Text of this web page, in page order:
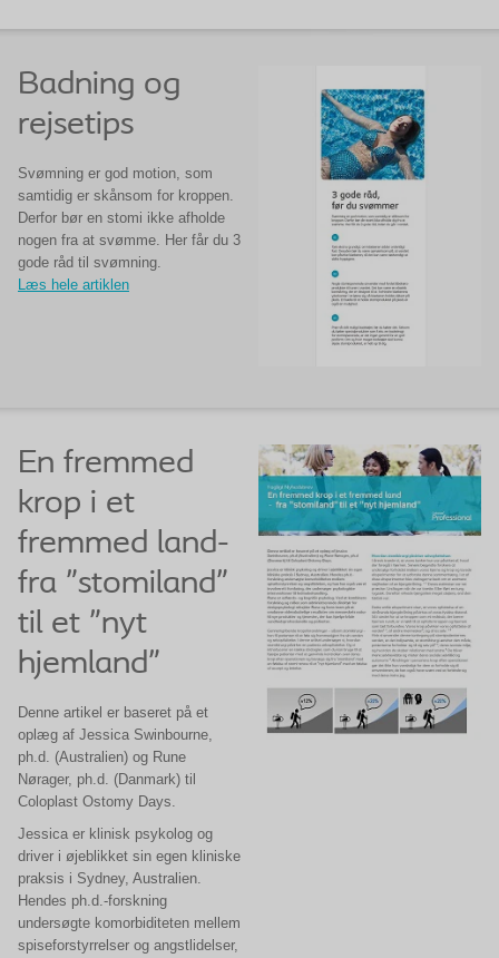
Badning og
rejsetips
Svømning er god motion, som
samtidig er skånsom for kroppen.
Derfor bør en stomi ikke afholde
nogen fra at svømme. Her får du 3
gode råd til svømning.
Læs hele artiklen
En fremmed
krop i et
fremmed land-
fra ”stomiland”
til et ”nyt
hjemland”
Denne artikel er baseret på et
oplæg af Jessica Swinbourne,
ph.d. (Australien) og Rune
Nørager, ph.d. (Danmark) til
Coloplast Ostomy Days.
Jessica er klinisk psykolog og
driver i øjeblikket sin egen kliniske
praksis i Sydney, Australien.
Hendes ph.d.-forskning
undersøgte komorbiditeten mellem
spiseforstyrrelser og angstlidelser,